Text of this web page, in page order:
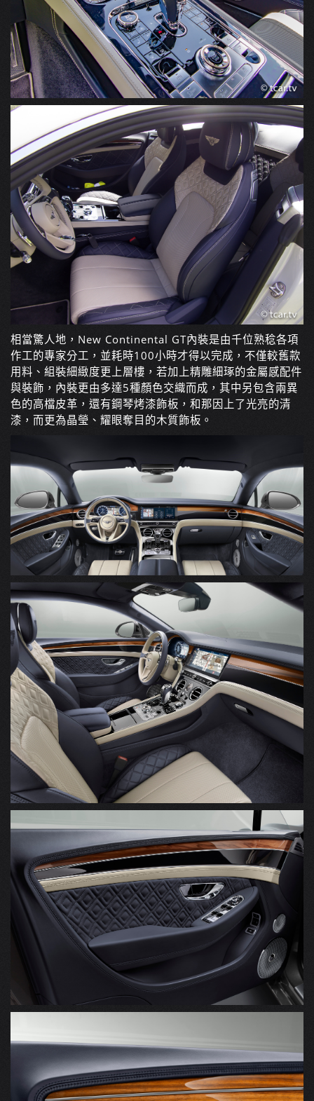
相當驚人地，New Continental GT內裝是由千位熟稔各項
作工的專家分工，並耗時100小時才得以完成，不僅較舊款
用料、組裝細緻度更上層樓，若加上精雕細琢的金屬感配件
與裝飾，內裝更由多達5種顏色交織而成，其中另包含兩異
色的高檔皮革，還有鋼琴烤漆飾板，和那因上了光亮的清
漆，而更為晶瑩、耀眼奪目的木質飾板。